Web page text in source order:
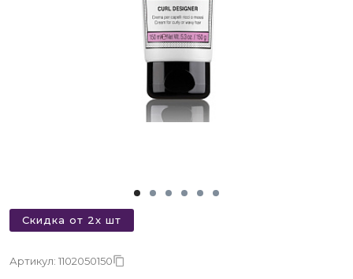
Скидка от 2х шт
Артикул: 1102050150